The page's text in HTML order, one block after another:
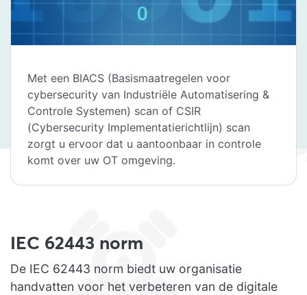
Met een BIACS (Basismaatregelen voor
cybersecurity van Industriële Automatisering &
Controle Systemen) scan of CSIR
(Cybersecurity Implementatierichtlijn) scan
zorgt u ervoor dat u aantoonbaar in controle
komt over uw OT omgeving.
IEC 62443 norm
De IEC 62443 norm biedt uw organisatie
handvatten voor het verbeteren van de digitale